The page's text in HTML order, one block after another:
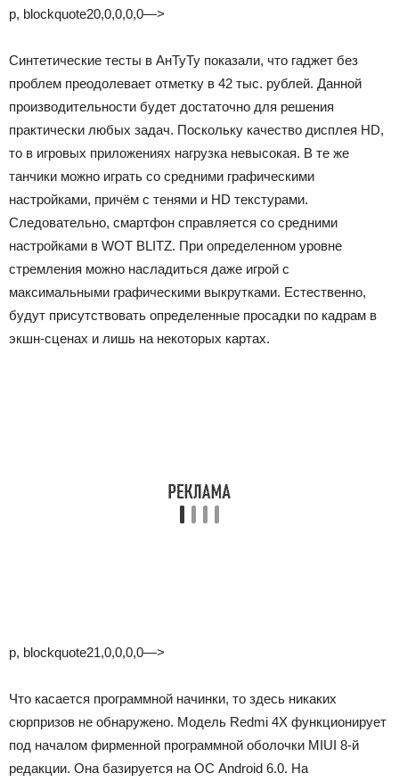
p, blockquote20,0,0,0,0—>
Синтетические тесты в АнТуТу показали, что гаджет без
проблем преодолевает отметку в 42 тыс. рублей. Данной
производительности будет достаточно для решения
практически любых задач. Поскольку качество дисплея HD,
то в игровых приложениях нагрузка невысокая. В те же
танчики можно играть со средними графическими
настройками, причём с тенями и HD текстурами.
Следовательно, смартфон справляется со средними
настройками в WOT BLITZ. При определенном уровне
стремления можно насладиться даже игрой с
максимальными графическими выкрутками. Естественно,
будут присутствовать определенные просадки по кадрам в
экшн-сценах и лишь на некоторых картах.
p, blockquote21,0,0,0,0—>
Что касается программной начинки, то здесь никаких
сюрпризов не обнаружено. Модель Redmi 4X функционирует
под началом фирменной программной оболочки MIUI 8-й
редакции. Она базируется на ОС Android 6.0. На